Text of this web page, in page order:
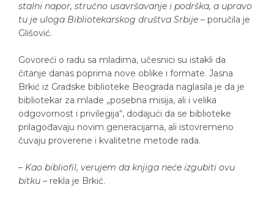
stalni napor, stručno usavršavanje i podrška, a upravo
tu je uloga Bibliotekarskog društva Srbije – poručila je
Glišović.
Govoreći o radu sa mladima, učesnici su istakli da
čitanje danas poprima nove oblike i formate. Jasna
Brkić iz Gradske biblioteke Beograda naglasila je da je
bibliotekar za mlade „posebna misija, ali i velika
odgovornost i privilegija“, dodajući da se biblioteke
prilagođavaju novim generacijama, ali istovremeno
čuvaju proverene i kvalitetne metode rada.
– Kao bibliofil, verujem da knjiga neće izgubiti ovu
bitku – rekla je Brkić.